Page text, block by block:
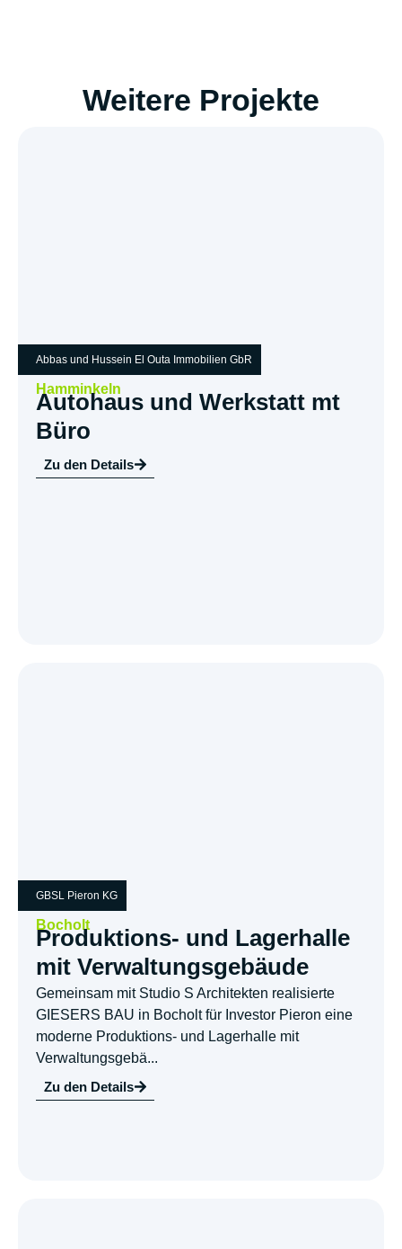
Weitere Projekte
Abbas und Hussein El Outa Immobilien GbR
Hamminkeln
Autohaus und Werkstatt mt
Büro
Zu den Details
GBSL Pieron KG
Bocholt
Produktions- und Lagerhalle
mit Verwaltungsgebäude
Gemeinsam mit Studio S Architekten realisierte
GIESERS BAU in Bocholt für Investor Pieron eine
moderne Produktions- und Lagerhalle mit
Verwaltungsgebä...
Zu den Details